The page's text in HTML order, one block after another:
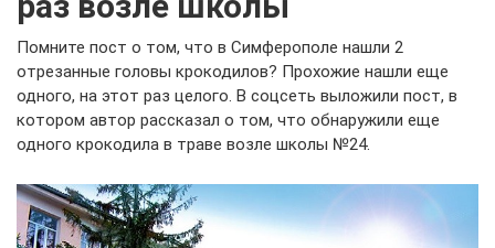
Помните пост о том, что в Симферополе нашли 2
отрезанные головы крокодилов? Прохожие нашли еще
одного, на этот раз целого. В соцсеть выложили пост, в
котором автор рассказал о том, что обнаружили еще
одного крокодила в траве возле школы №24.